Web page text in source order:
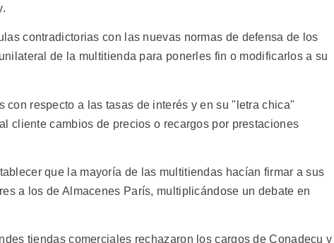
contradictorias con las nuevas normas de defensa de los
de la multitienda para ponerles fin o modificarlos a su
con respecto a las tasas de interés y en su "letra chica"
cliente cambios de precios o recargos por prestaciones
que la mayoría de las multitiendas hacían firmar a sus
a los de Almacenes París, multiplicándose un debate en
tiendas comerciales rechazaron los cargos de Conadecu y